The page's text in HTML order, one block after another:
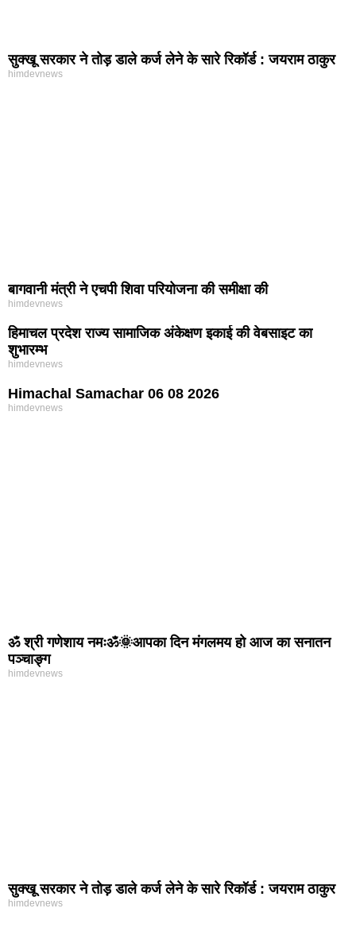
सुक्खू सरकार ने तोड़ डाले कर्ज लेने के सारे रिकॉर्ड : जयराम ठाकुर
himdevnews
बागवानी मंत्री ने एचपी शिवा परियोजना की समीक्षा की
himdevnews
हिमाचल प्रदेश राज्य सामाजिक अंकेक्षण इकाई की वेबसाइट का
शुभारम्भ
himdevnews
Himachal Samachar 06 08 2026
himdevnews
ॐ श्री गणेशाय नमःॐ🌞आपका दिन मंगलमय हो आज का सनातन
पञ्चाङ्ग
himdevnews
सुक्खू सरकार ने तोड़ डाले कर्ज लेने के सारे रिकॉर्ड : जयराम ठाकुर
himdevnews